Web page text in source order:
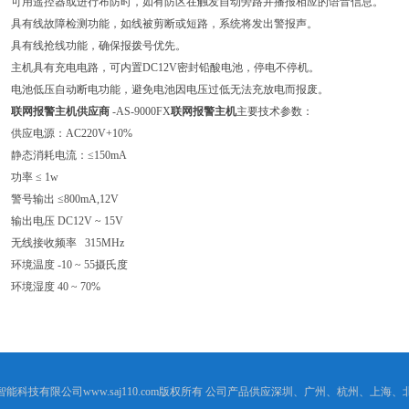
具有线故障检测功能，如线被剪断或短路，系统将发出警报声。
具有线抢线功能，确保报拨号优先。
主机具有充电电路，可内置DC12V密封铅酸电池，停电不停机。
电池低压自动断电功能，避免电池因电压过低无法充放电而报废。
联网报警主机供应商 -AS-9000FX联网报警主机主要技术参数：
供应电源：AC220V+10%
静态消耗电流：≤150mA
功率 ≤ 1w
警号输出 ≤800mA,12V
输出电压 DC12V ~ 15V
无线接收频率 315MHz
环境温度 -10 ~ 55摄氏度
环境湿度 40 ~ 70%
能科技有限公司www.saj110.com版权所有 公司产品供应深圳、广州、杭州、上海、